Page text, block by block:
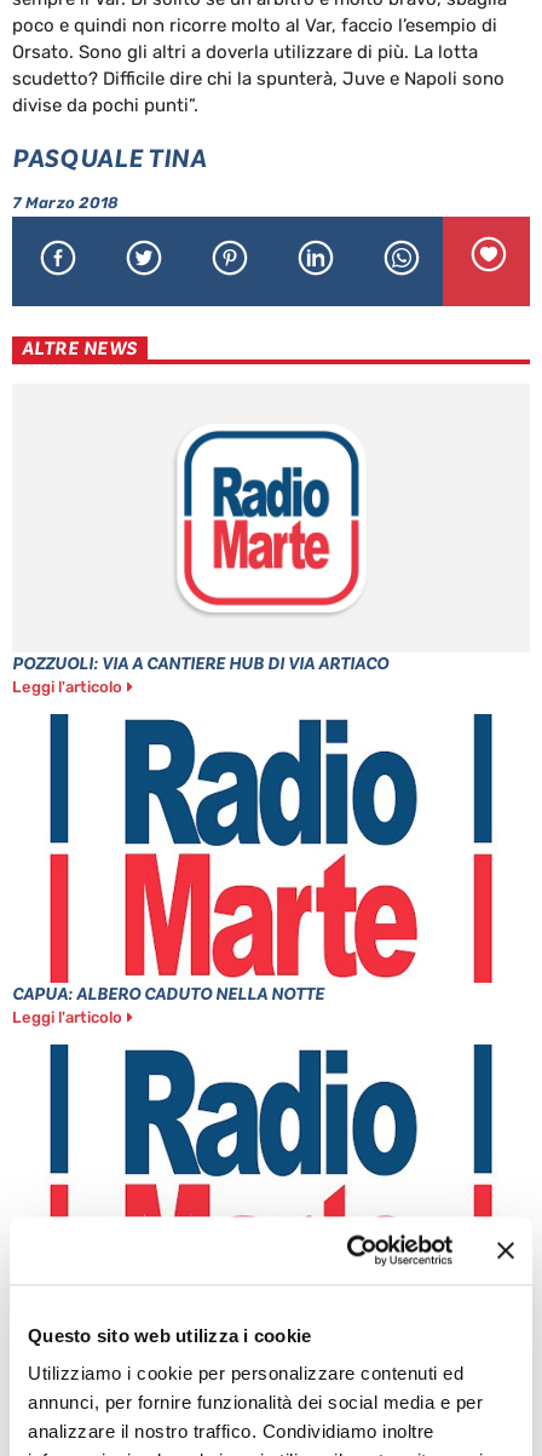
Questo sito web utilizza i cookie
Utilizziamo i cookie per personalizzare contenuti ed
annunci, per fornire funzionalità dei social media e per
analizzare il nostro traffico. Condividiamo inoltre
poco e quindi non ricorre molto al Var, faccio l’esempio di
Orsato. Sono gli altri a doverla utilizzare di più. La lotta
scudetto? Difficile dire chi la spunterà, Juve e Napoli sono
divise da pochi punti”.
PASQUALE TINA
7 Marzo 2018
ALTRE NEWS
POZZUOLI: VIA A CANTIERE HUB DI VIA ARTIACO
Leggi l'articolo
CAPUA: ALBERO CADUTO NELLA NOTTE
Leggi l'articolo
MINISTRO PIANTEDOSI A POZZUOLI
Leggi l'articolo